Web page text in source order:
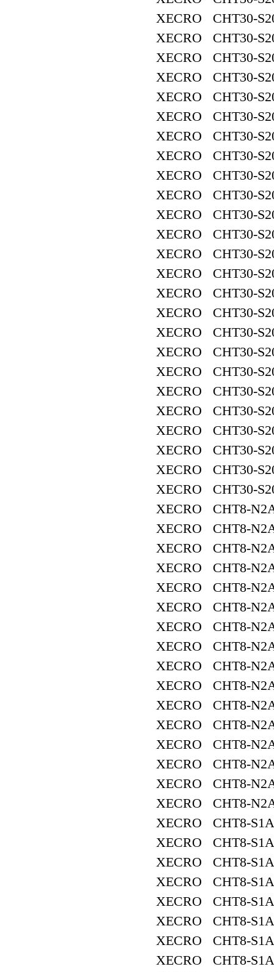
XECRO CHT30-
XECRO CHT30-
XECRO CHT30-
XECRO CHT30-
XECRO CHT30-
XECRO CHT30-
XECRO CHT30-
XECRO CHT30-
XECRO CHT30-
XECRO CHT30-
XECRO CHT30-
XECRO CHT30-
XECRO CHT30-
XECRO CHT30-
XECRO CHT30-
XECRO CHT30-
XECRO CHT30-
XECRO CHT30-
XECRO CHT30-
XECRO CHT30-
XECRO CHT30-
XECRO CHT30-
XECRO CHT30-
XECRO CHT30-
XECRO CHT30-
XECRO CHT8-
XECRO CHT8-
XECRO CHT8-
XECRO CHT8-
XECRO CHT8-
XECRO CHT8-
XECRO CHT8-
XECRO CHT8-
XECRO CHT8-
XECRO CHT8-
XECRO CHT8-
XECRO CHT8-
XECRO CHT8-
XECRO CHT8-
XECRO CHT8-
XECRO CHT8-
XECRO CHT8-
XECRO CHT8-
XECRO CHT8-
XECRO CHT8-
XECRO CHT8-
XECRO CHT8-
XECRO CHT8-
XECRO CHT8-